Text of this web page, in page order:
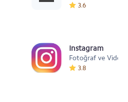
3.6
Instagram
Fotoğraf ve Video
3.8